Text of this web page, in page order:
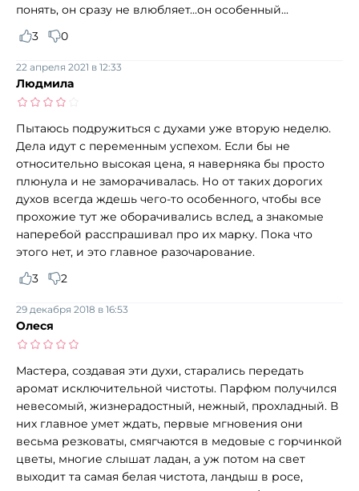
понять, он сразу не влюбляет...он особенный...
3
0
Людмила
22 апреля 2021 в 12:33
Пытаюсь подружиться с духами уже вторую неделю.
Дела идут с переменным успехом. Если бы не
относительно высокая цена, я наверняка бы просто
плюнула и не заморачивалась. Но от таких дорогих
духов всегда ждешь чего-то особенного, чтобы все
прохожие тут же оборачивались вслед, а знакомые
наперебой расспрашивал про их марку. Пока что
этого нет, и это главное разочарование.
3
2
Олеся
29 декабря 2018 в 16:53
Мастера, создавая эти духи, старались передать
аромат исключительной чистоты. Парфюм получился
невесомый, жизнерадостный, нежный, прохладный. В
них главное умет ждать, первые мгновения они
весьма резковаты, смягчаются в медовые с горчинкой
цветы, многие слышат ладан, а уж потом на свет
выходит та самая белая чистота, ландыш в росе,